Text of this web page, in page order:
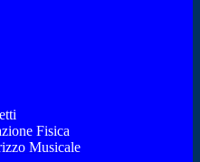
Fisica
Musicale